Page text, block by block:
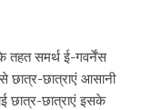
के तहत समर्थ ई-गवर्नेंस
छात्र-छात्राएं आसानी
छात्र-छात्राएं इसके